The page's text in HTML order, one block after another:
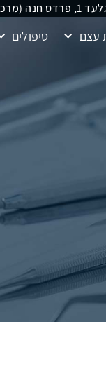
פרדס חנה (מרכז תבורי קומה1)
עצם טיפולים